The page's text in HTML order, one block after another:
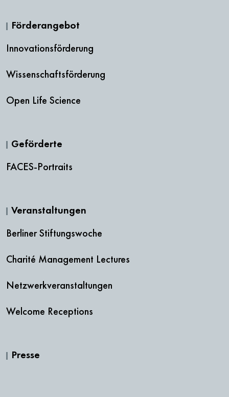
Förderangebot
Innovationsförderung
Wissenschaftsförderung
Open Life Science
Geförderte
FACES-Portraits
Veranstaltungen
Berliner Stiftungswoche
Charité Management Lectures
Netzwerkveranstaltungen
Welcome Receptions
Presse